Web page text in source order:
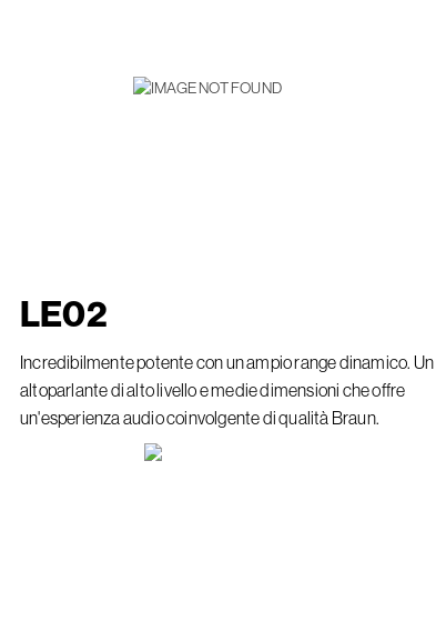
LE02
Incredibilmente potente con un ampio range dinamico. Un
altoparlante di alto livello e medie dimensioni che offre
un'esperienza audio coinvolgente di qualità Braun.